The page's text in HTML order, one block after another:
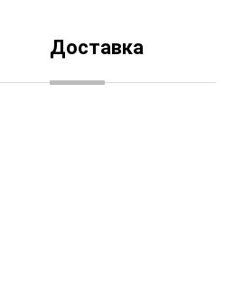
Доставка